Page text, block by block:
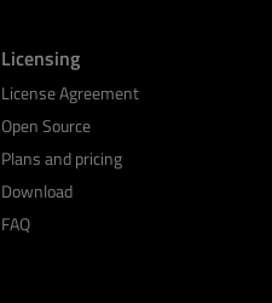
Licensing
License Agreement
Open Source
Plans and pricing
Download
FAQ